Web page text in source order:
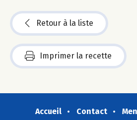
Retour à la liste
Imprimer la recette
Accueil Contact